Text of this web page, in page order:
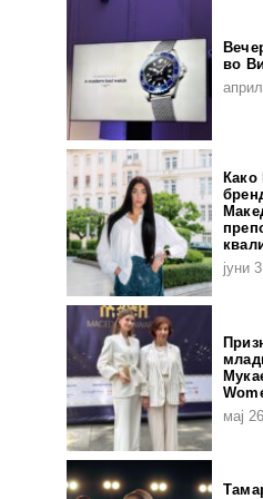
во
Како
јуни
мај